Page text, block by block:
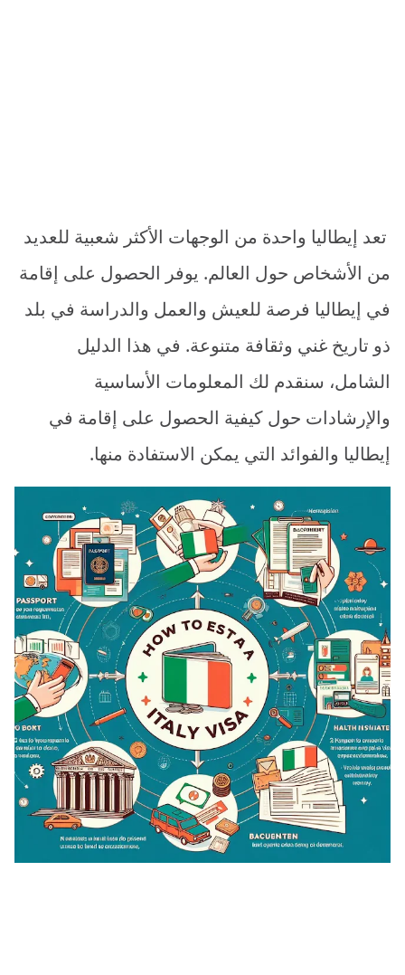
تعد إيطاليا واحدة من الوجهات الأكثر شعبية للعديد
من الأشخاص حول العالم. يوفر الحصول على إقامة
في إيطاليا فرصة للعيش والعمل والدراسة في بلد
ذو تاريخ غني وثقافة متنوعة. في هذا الدليل
الشامل، سنقدم لك المعلومات الأساسية
والإرشادات حول كيفية الحصول على إقامة في
إيطاليا والفوائد التي يمكن الاستفادة منها.